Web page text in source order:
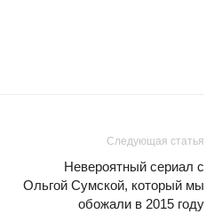
Следующая статья
Невероятный сериал с
Ольгой Сумской, который мы
обожали в 2015 году